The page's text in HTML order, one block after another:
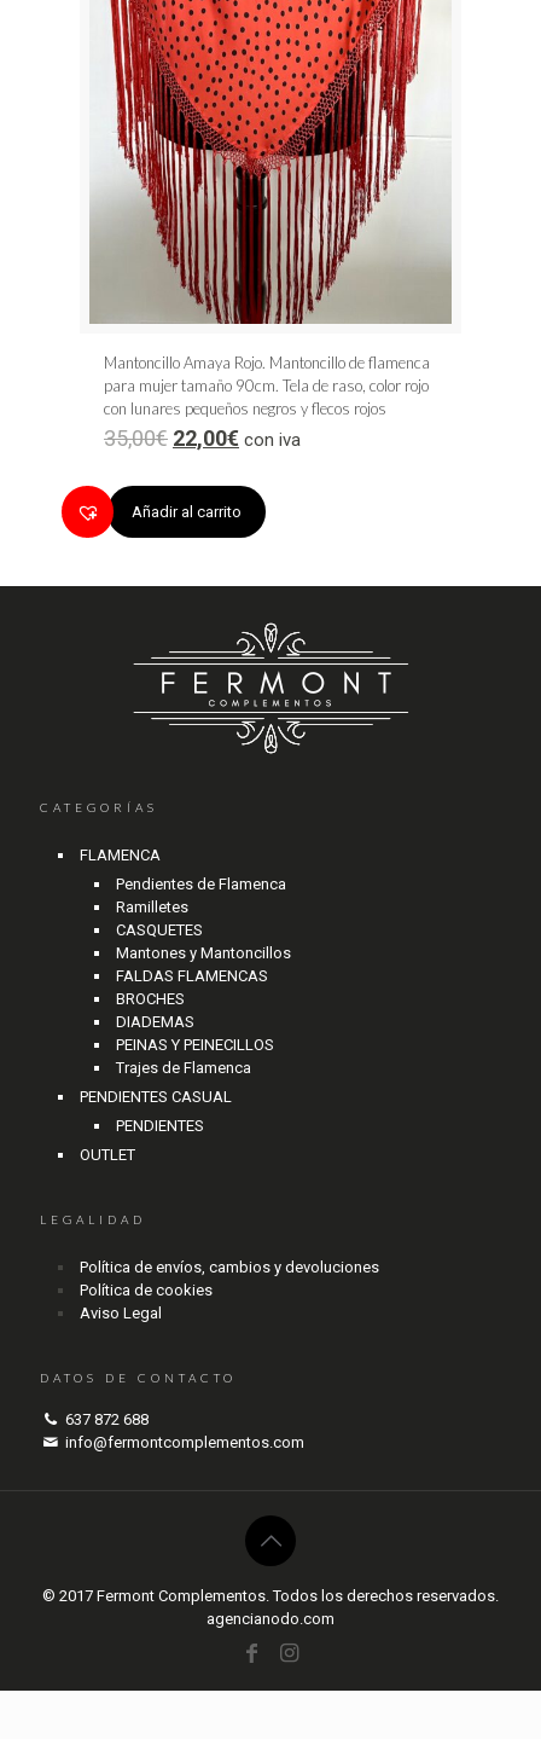
Mantoncillo Amaya Rojo. Mantoncillo de flamenca
para mujer tamaño 90cm. Tela de raso, color rojo
con lunares pequeños negros y flecos rojos
35,00€ 22,00€ con iva
Añadir al carrito
CATEGORÍAS
FLAMENCA
Pendientes de Flamenca
Ramilletes
CASQUETES
Mantones y Mantoncillos
FALDAS FLAMENCAS
BROCHES
DIADEMAS
PEINAS Y PEINECILLOS
Trajes de Flamenca
PENDIENTES CASUAL
PENDIENTES
OUTLET
LEGALIDAD
Política de envíos, cambios y devoluciones
Política de cookies
Aviso Legal
DATOS DE CONTACTO
637 872 688
info@fermontcomplementos.com
© 2017 Fermont Complementos. Todos los derechos reservados.
agencianodo.com